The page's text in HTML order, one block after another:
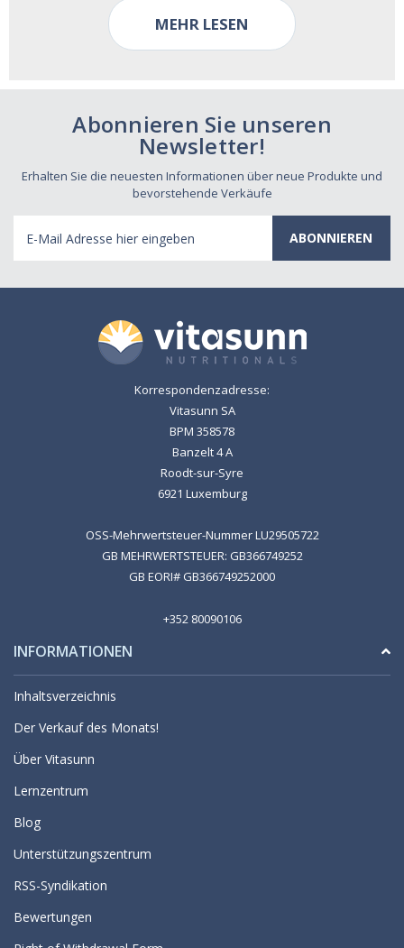
MEHR LESEN
Abonnieren Sie unseren
Newsletter!
Erhalten Sie die neuesten Informationen über neue Produkte und
bevorstehende Verkäufe
Mail
Adresse
Korrespondenzadresse:
Vitasunn SA
BPM 358578
Banzelt 4 A
Roodt-sur-Syre
6921 Luxemburg
OSS-Mehrwertsteuer-Nummer LU29505722
GB MEHRWERTSTEUER: GB366749252
GB EORI# GB366749252000
+352 80090106
INFORMATIONEN
Inhaltsverzeichnis
Der Verkauf des Monats!
Über Vitasunn
Lernzentrum
Blog
Unterstützungszentrum
RSS-Syndikation
Bewertungen